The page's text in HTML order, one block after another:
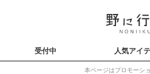
受付中 人気アイ
本ページはプロモーシ